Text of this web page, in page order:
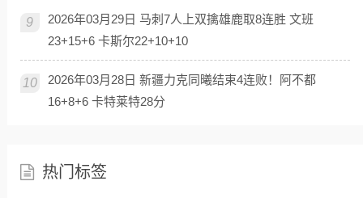
9
2026年03月29日 马刺7人上双擒雄鹿取8连胜 文班
23+15+6 卡斯尔22+10+10
10
2026年03月28日 新疆力克同曦结束4连败！阿不都
16+8+6 卡特莱特28分
热门标签